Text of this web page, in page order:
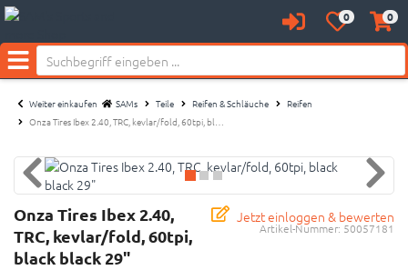
AnmeldenMerkzettel
aufklappen
0 0
Menü
Weiter einkaufen SAMs Teile Reifen & Schläuche
Reifen
Onza Tires Ibex 2.40, TRC, kevlar/fold, 60tpi, bl…
Jetzt einloggen & bewerten
Artikel-Nummer: 50057181
Onza Tires Ibex 2.40,
TRC, kevlar/fold, 60tpi,
black black 29"